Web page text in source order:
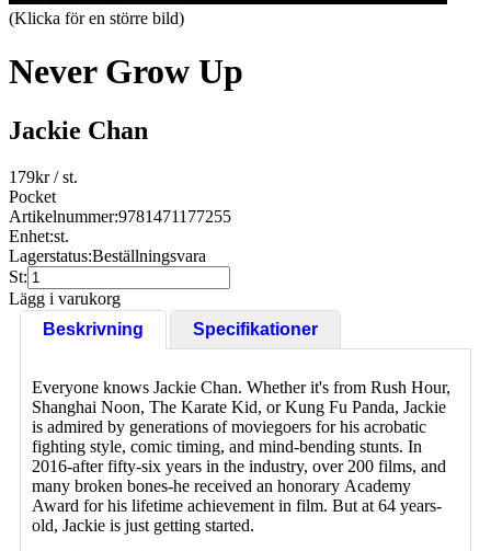
(Klicka för en större bild)
Never Grow Up
Jackie Chan
179kr/ st.
Pocket
Artikelnummer:9781471177255
Enhet:st.
Lagerstatus:Beställningsvara
St:
Lägg i varukorg
Beskrivning
Specifikationer
Everyone knows Jackie Chan. Whether it's from Rush Hour,
Shanghai Noon, The Karate Kid, or Kung Fu Panda, Jackie
is admired by generations of moviegoers for his acrobatic
fighting style, comic timing, and mind-bending stunts. In
2016-after fifty-six years in the industry, over 200 films, and
many broken bones-he received an honorary Academy
Award for his lifetime achievement in film. But at 64 years-
old, Jackie is just getting started.